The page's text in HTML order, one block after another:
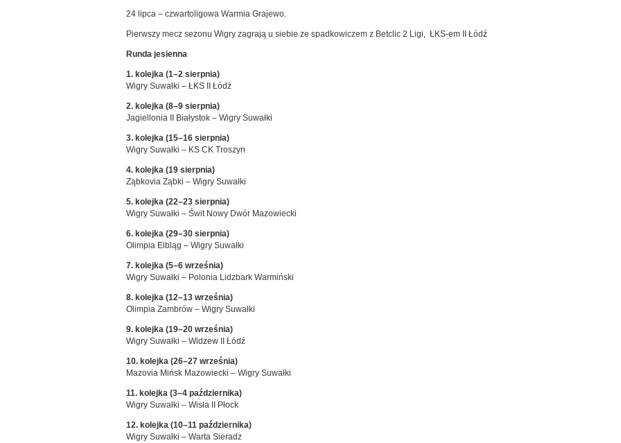
24 lipca – czwartoligowa Warmia Grajewo.
Pierwszy mecz sezonu Wigry zagrają u siebie ze spadkowiczem z Betclic 2 Ligi, ŁKS-em II Łódź
Runda jesienna
1. kolejka (1–2 sierpnia)
Wigry Suwałki – ŁKS II Łódź
2. kolejka (8–9 sierpnia)
Jagiellonia II Białystok – Wigry Suwałki
3. kolejka (15–16 sierpnia)
Wigry Suwałki – KS CK Troszyn
4. kolejka (19 sierpnia)
Ząbkovia Ząbki – Wigry Suwałki
5. kolejka (22–23 sierpnia)
Wigry Suwałki – Świt Nowy Dwór Mazowiecki
6. kolejka (29–30 sierpnia)
Olimpia Elbląg – Wigry Suwałki
7. kolejka (5–6 września)
Wigry Suwałki – Polonia Lidzbark Warmiński
8. kolejka (12–13 września)
Olimpia Zambrów – Wigry Suwałki
9. kolejka (19–20 września)
Wigry Suwałki – Widzew II Łódź
10. kolejka (26–27 września)
Mazovia Mińsk Mazowiecki – Wigry Suwałki
11. kolejka (3–4 października)
Wigry Suwałki – Wisła II Płock
12. kolejka (10–11 października)
Wigry Suwałki – Warta Sieradz